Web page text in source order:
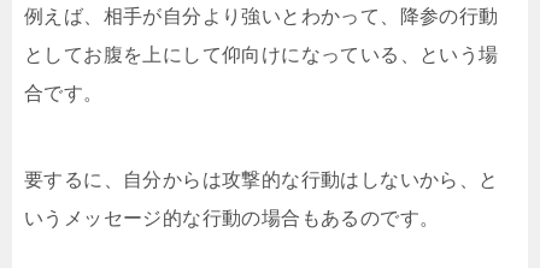
例えば、相手が自分より強いとわかって、降参の行動
としてお腹を上にして仰向けになっている、という場
合です。
要するに、自分からは攻撃的な行動はしないから、と
いうメッセージ的な行動の場合もあるのです。